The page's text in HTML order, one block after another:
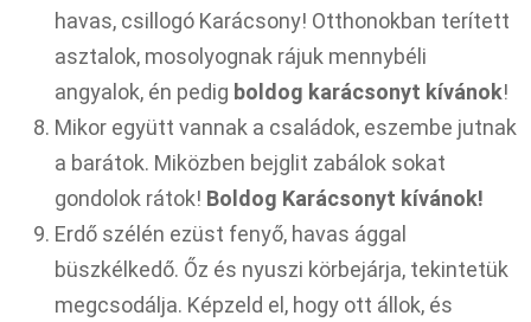
havas, csillogó Karácsony! Otthonokban terített
asztalok, mosolyognak rájuk mennybéli
angyalok, én pedig boldog karácsonyt kívánok!
Mikor együtt vannak a családok, eszembe jutnak
a barátok. Miközben bejglit zabálok sokat
gondolok rátok! Boldog Karácsonyt kívánok!
Erdő szélén ezüst fenyő, havas ággal
büszkélkedő. Őz és nyuszi körbejárja, tekintetük
megcsodálja. Képzeld el, hogy ott állok, és